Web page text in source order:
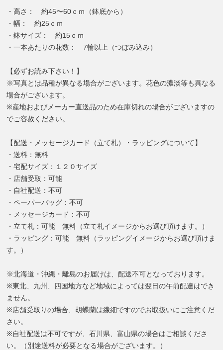
・高さ： 約45〜60ｃｍ（鉢底から）
・幅： 約25ｃｍ
・鉢サイズ： 約15ｃｍ
・一本あたりの花数： 7輪以上（つぼみ込み）
【必ずお読み下さい！】
※写真とは品種が異なる場合がございます。花色の濃淡等も異なる
場合がございます。
※産地およびメーカー直送品のため在庫切れの場合がございますの
でご容赦ください。
【配送・メッセージカード（立て札）・ラッピングについて】
・送料：無料
・宅配サイズ：１２０サイズ
・店舗受取：可能
・自社配送：不可
・ペーパーバッグ：不可
・メッセージカード：不可
・立て札：可能 無料（立て札イメージからお選び頂けます。）
・ラッピング：可能 無料（ラッピングイメージからお選び頂けま
す。）
※北海道・沖縄・離島のお届けは、配送不可となっております。
※東北、九州、四国地方など地域によっては翌日の午前配達はでき
ません。
※店舗受取りの場合、胡蝶蘭は繊細ですのでお取扱いにご注意くだ
さい。
※自社配送は不可ですが、石川県、富山県の場合はご相談くださ
い。（別途送料が必要となる場合がございます。）